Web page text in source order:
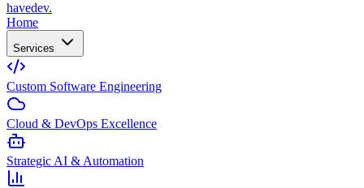
havedev.
Home
Services
Custom Software Engineering
Cloud & DevOps Excellence
Strategic AI & Automation